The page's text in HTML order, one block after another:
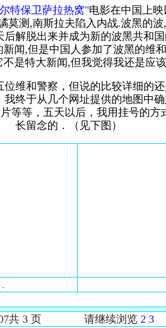
特保卫萨拉热窝"电影在中国上
测,南斯拉夫陷入内战.波黑的
解脱出来并成为新的波黑共和
闻,但是中国人参加了波黑的维
是特大新闻,但我觉得我还是应
维和警察，但说的比较详细的还
终于从几个网址提供的地图中
等等，五天以后，我用挂号的
长留念的．（见下图）
共 3 页 请继续浏览 2 3